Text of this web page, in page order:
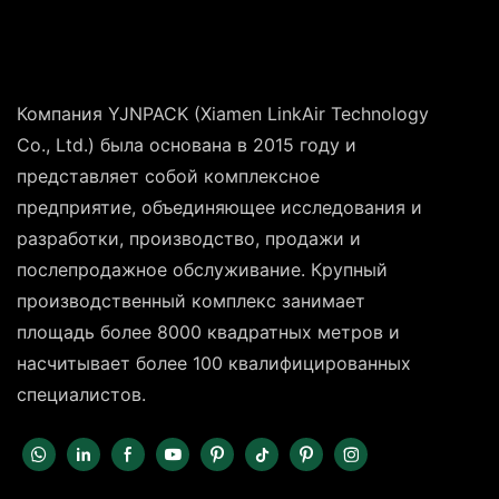
Компания YJNPACK (Xiamen LinkAir Technology
Co., Ltd.) была основана в 2015 году и
представляет собой комплексное
предприятие, объединяющее исследования и
разработки, производство, продажи и
послепродажное обслуживание. Крупный
производственный комплекс занимает
площадь более 8000 квадратных метров и
насчитывает более 100 квалифицированных
специалистов.